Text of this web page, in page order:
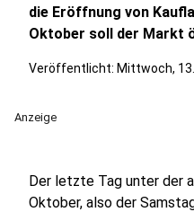
die Eröffnung von
Oktober soll der Markt
Veröffentlicht: Mittwoch,
Anzeige
Der letzte Tag unter der
Oktober, also der